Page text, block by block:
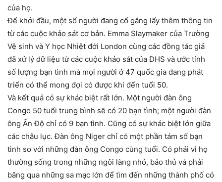
của họ.
Để khởi đầu, một số người đang cố gắng lấy thêm thông tin
từ các cuộc khảo sát cơ bản. Emma Slaymaker của Trường
Vệ sinh và Y học Nhiệt đới London cùng các đồng tác giả
đã xử lý dữ liệu từ các cuộc khảo sát của DHS và ước tính
số lượng bạn tình mà mọi người ở 47 quốc gia đang phát
triển có thể mong đợi có được khi đến tuổi 50.
Và kết quả có sự khác biệt rất lớn. Một người đàn ông
Congo 50 tuổi trung bình sẽ có 20 bạn tình; một người đàn
ông Ấn Độ chỉ có 9 bạn tình. Cũng có sự khác biệt lớn giữa
các châu lục. Đàn ông Niger chỉ có một phần tám số bạn
tình so với những đàn ông Congo cùng tuổi. Có phải vì họ
thường sống trong những ngôi làng nhỏ, bảo thủ và phải
băng qua những sa mạc lớn để tìm đến những thành phố có